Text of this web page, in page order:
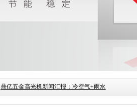
鼎亿五金高光机新闻汇报：冷空气+雨水